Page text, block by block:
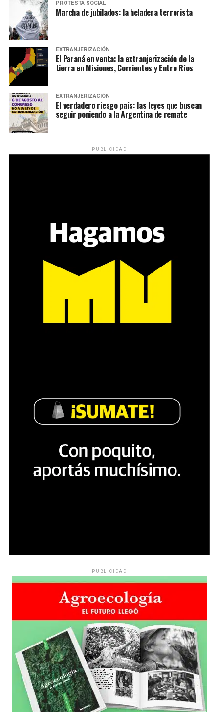
PROTESTA SOCIAL
Marcha de jubilados: la heladera terrorista
EXTRANJERIZACIÓN
El Paraná en venta: la extranjerización de la
tierra en Misiones, Corrientes y Entre Ríos
EXTRANJERIZACIÓN
El verdadero riesgo país: las leyes que buscan
seguir poniendo a la Argentina de remate
PUBLICIDAD
PUBLICIDAD